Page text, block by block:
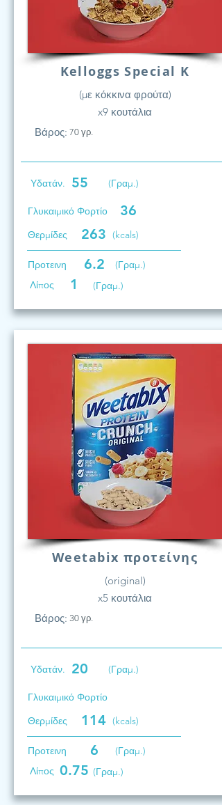
Kelloggs Special K
(με κόκκινα φρούτα)
x9 κουτάλια
Βάρος: 70 γρ.
Υδατάν. 55 (Γραμ.)
Γλυκαιμικό Φορτίο 36
Θερμίδες 263 (kcals)
Προτεινη 6.2
(Γραμ.)
Λίπος
1 (Γραμ.)
Weetabix προτείνης
(original)
x5 κουτάλια
Βάρος: 30 γρ.
Υδατάν. 20 (Γραμ.)
Γλυκαιμικό Φορτίο
Θερμίδες
114 (kcals)
Προτεινη 6
(Γραμ.)
Λίπος 0.75 (Γραμ.)